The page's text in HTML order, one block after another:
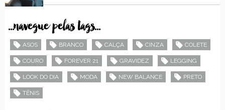
...navegue pelas tags...
ASOS BRANCO CALÇA CINZA COLETE
COURO FOREVER 21 GRAVIDEZ LEGGING
LOOK DO DIA MODA NEW BALANCE PRETO
TÊNIS